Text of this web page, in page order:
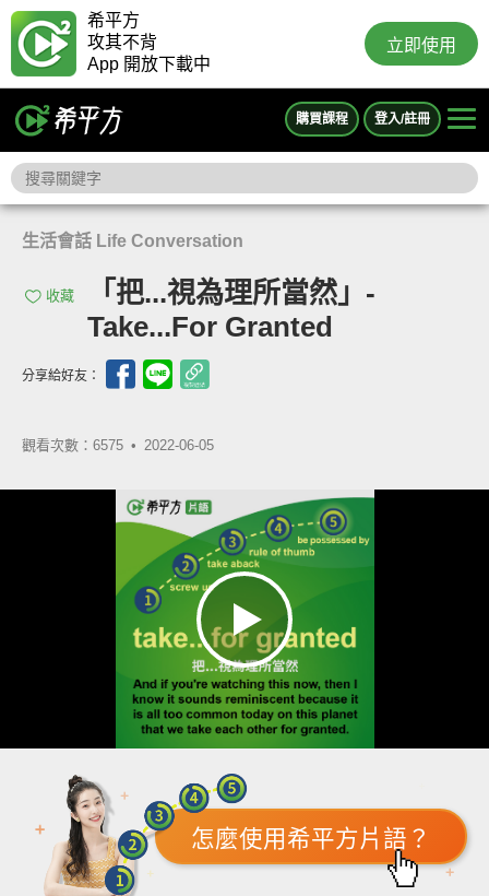
希平方
攻其不背
App 開放下載中
立即使用
購買課程 登入/註冊
生活會話 Life Conversation
收藏
「把...視為理所當然」-
Take...For Granted
分享給好友：
觀看次數：6575 • 2022-06-05
怎麼使用希平方片語？